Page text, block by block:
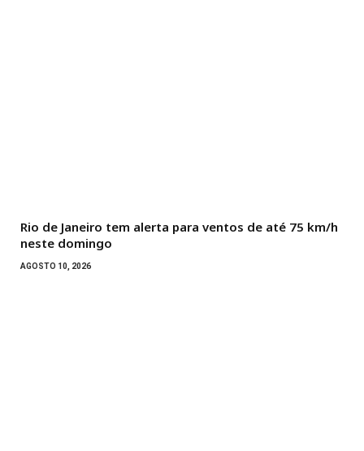
Rio de Janeiro tem alerta para ventos de até 75 km/h
neste domingo
AGOSTO 10, 2026